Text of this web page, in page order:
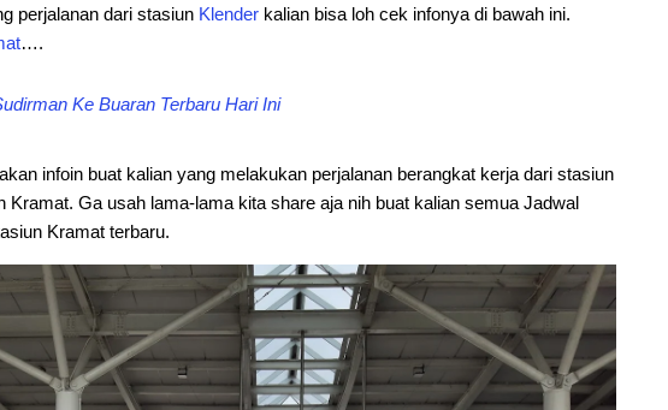
perjalanan dari stasiun Klender kalian bisa loh cek infonya di bawah ini.
….
Ke Buaran Terbaru Hari Ini
infoin buat kalian yang melakukan perjalanan berangkat kerja dari stasiun
Kramat. Ga usah lama-lama kita share aja nih buat kalian semua Jadwal
Kramat terbaru.